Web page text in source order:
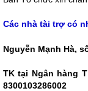
Các nhà tài trợ có
Nguyễn Mạnh Hà,
TK tại Ngân hàng
8300103286002